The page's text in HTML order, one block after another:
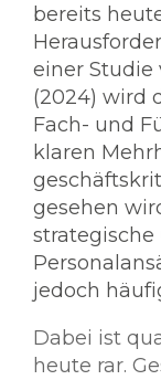
bereits
einer Studie
(2024) wird
Fach- und
klaren
gesehen
jedoch
Dabei ist
heute rar.